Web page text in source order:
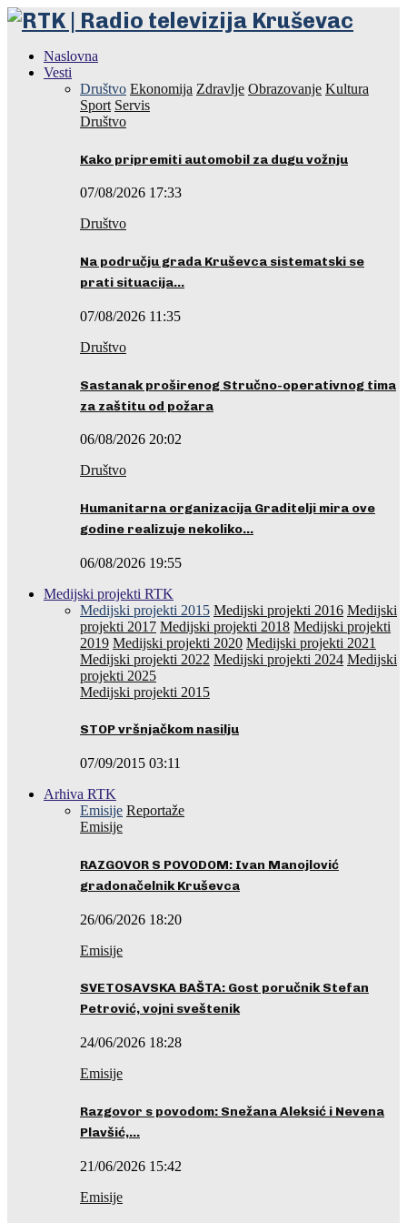
Naslovna
Vesti
Društvo Ekonomija Zdravlje Obrazovanje Kultura
Sport Servis
Društvo
Kako pripremiti automobil za dugu vožnju
07/08/2026 17:33
Društvo
Na području grada Kruševca sistematski se
prati situacija…
07/08/2026 11:35
Društvo
Sastanak proširenog Stručno-operativnog tima
za zaštitu od požara
06/08/2026 20:02
Društvo
Humanitarna organizacija Graditelji mira ove
godine realizuje nekoliko…
06/08/2026 19:55
Medijski projekti RTK
Medijski projekti 2015 Medijski projekti 2016 Medijski
projekti 2017 Medijski projekti 2018 Medijski projekti
2019 Medijski projekti 2020 Medijski projekti 2021
Medijski projekti 2022 Medijski projekti 2024 Medijski
projekti 2025
Medijski projekti 2015
STOP vršnjačkom nasilju
07/09/2015 03:11
Arhiva RTK
Emisije Reportaže
Emisije
RAZGOVOR S POVODOM: Ivan Manojlović
gradonačelnik Kruševca
26/06/2026 18:20
Emisije
SVETOSAVSKA BAŠTA: Gost poručnik Stefan
Petrović, vojni sveštenik
24/06/2026 18:28
Emisije
Razgovor s povodom: Snežana Aleksić i Nevena
Plavšić,…
21/06/2026 15:42
Emisije